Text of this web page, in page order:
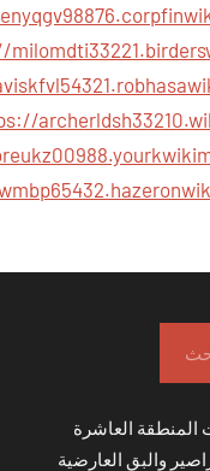
والبق العارضية